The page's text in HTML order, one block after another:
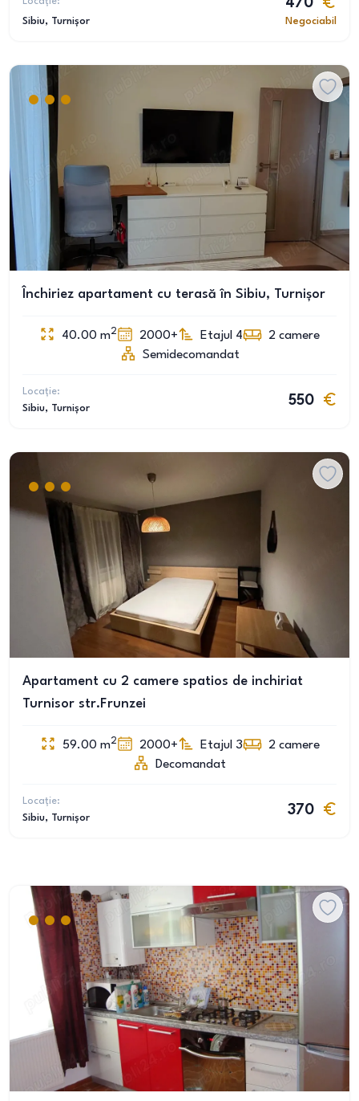
Sibiu, Turnișor
470
Negociabil
Închiriez apartament cu terasă în Sibiu, Turnișor
40.00 m2 2000+ Etajul 4 2 camere
Semidecomandat
Locație:
Sibiu, Turnișor
550
Apartament cu 2 camere spatios de inchiriat
Turnisor str.Frunzei
59.00 m2 2000+ Etajul 3 2 camere
Decomandat
Locație:
Sibiu, Turnișor
370